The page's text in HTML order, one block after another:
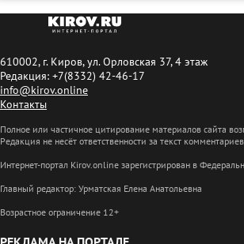
610002, г. Киров, ул. Орловская 37, 4 этаж
Редакция: +7(8332) 42-46-17
info@kirov.online
Контакты
Полное или частичное цитирование материалов сайта
Редакция не несёт ответственности за текст
Интернет-портал Kirov.online зарегистрирован в
Главный редактор: Урматская Елена Анатольевна
Возрастное ограничение 12+